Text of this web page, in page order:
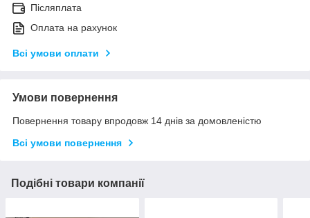
Післяплата
Оплата на рахунок
Всі умови оплати
Умови повернення
Повернення товару впродовж 14 днів за домовленістю
Всі умови повернення
Подібні товари компанії